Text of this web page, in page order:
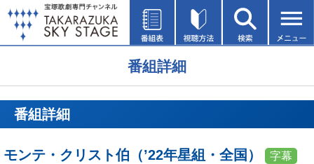
番組詳細
番組詳細
モンテ・クリスト伯（’22年星組・全国） 字幕